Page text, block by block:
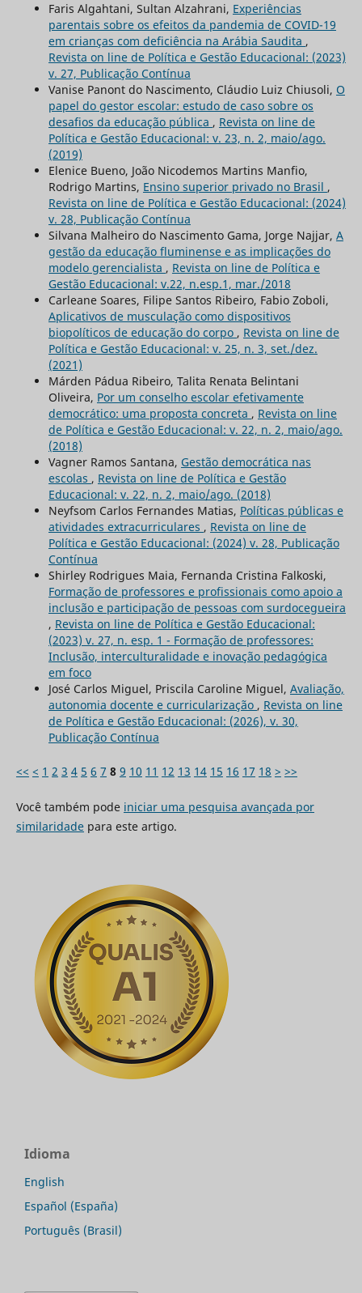
Faris Algahtani, Sultan Alzahrani, Experiências
parentais sobre os efeitos da pandemia de COVID-19
em crianças com deficiência na Arábia Saudita ,
Revista on line de Política e Gestão Educacional: (2023)
v. 27, Publicação Contínua
Vanise Panont do Nascimento, Cláudio Luiz Chiusoli, O
papel do gestor escolar: estudo de caso sobre os
desafios da educação pública , Revista on line de
Política e Gestão Educacional: v. 23, n. 2, maio/ago.
(2019)
Elenice Bueno, João Nicodemos Martins Manfio,
Rodrigo Martins, Ensino superior privado no Brasil ,
Revista on line de Política e Gestão Educacional: (2024)
v. 28, Publicação Contínua
Silvana Malheiro do Nascimento Gama, Jorge Najjar, A
gestão da educação fluminense e as implicações do
modelo gerencialista , Revista on line de Política e
Gestão Educacional: v.22, n.esp.1, mar./2018
Carleane Soares, Filipe Santos Ribeiro, Fabio Zoboli,
Aplicativos de musculação como dispositivos
biopolíticos de educação do corpo , Revista on line de
Política e Gestão Educacional: v. 25, n. 3, set./dez.
(2021)
Márden Pádua Ribeiro, Talita Renata Belintani
Oliveira, Por um conselho escolar efetivamente
democrático: uma proposta concreta , Revista on line
de Política e Gestão Educacional: v. 22, n. 2, maio/ago.
(2018)
Vagner Ramos Santana, Gestão democrática nas
escolas , Revista on line de Política e Gestão
Educacional: v. 22, n. 2, maio/ago. (2018)
Neyfsom Carlos Fernandes Matias, Políticas públicas e
atividades extracurriculares , Revista on line de
Política e Gestão Educacional: (2024) v. 28, Publicação
Contínua
Shirley Rodrigues Maia, Fernanda Cristina Falkoski,
Formação de professores e profissionais como apoio a
inclusão e participação de pessoas com surdocegueira
, Revista on line de Política e Gestão Educacional:
(2023) v. 27, n. esp. 1 - Formação de professores:
Inclusão, interculturalidade e inovação pedagógica
em foco
José Carlos Miguel, Priscila Caroline Miguel, Avaliação,
autonomia docente e curricularização , Revista on line
de Política e Gestão Educacional: (2026), v. 30,
Publicação Contínua
<< < 1 2 3 4 5 6 7 8 9 10 11 12 13 14 15 16 17 18 > >>
Você também pode iniciar uma pesquisa avançada por
similaridadepara este artigo.
Idioma
English
Español (España)
Português (Brasil)